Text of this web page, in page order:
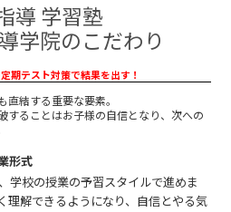
導 学習塾
学院のこだわり
期テスト対策で結果を出す！
結する重要な要素。
することはお子様の自信となり、次への
形式
学校の授業の予習スタイルで進めま
理解できるようになり、自信とやる気